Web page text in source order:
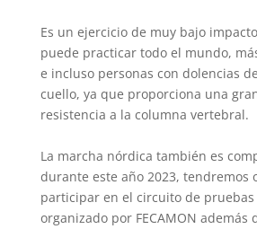
Es un ejercicio de muy bajo
puede practicar todo el mundo,
e incluso personas con dolencias
cuello, ya que proporciona una
resistencia a la columna vertebral.
La marcha nórdica también es
durante este año 2023, tendremos
participar en el circuito de pruebas
organizado por FECAMON además